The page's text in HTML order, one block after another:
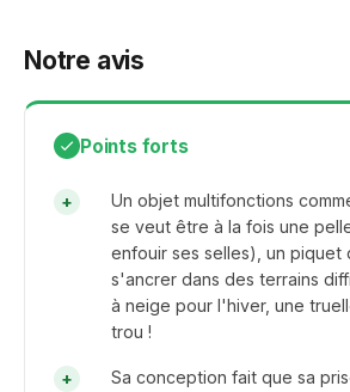
Notre avis
Points forts
Un objet multifonctions
se veut être à la fois une
enfouir ses selles), un
s'ancrer dans des terrains
à neige pour l'hiver, une
trou !
Sa conception fait que sa